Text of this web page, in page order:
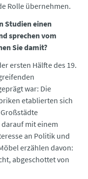
Rolle übernehmen.
Studien einen
sprechen vom
Sie damit?
ersten Hälfte des 19.
war: Die
etablierten sich
mit einem
an Politik und
erzählen davon:
abgeschottet von